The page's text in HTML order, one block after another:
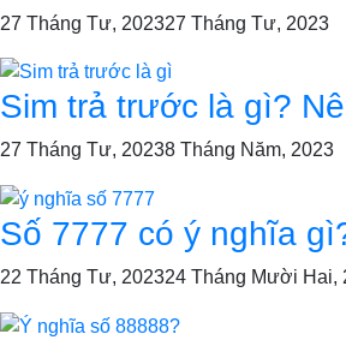
27 Tháng Tư, 202327 Tháng Tư, 2023
Sim trả trước là gì?
27 Tháng Tư, 20238 Tháng Năm, 2023
Số 7777 có ý nghĩa
22 Tháng Tư, 202324 Tháng Mười Hai,